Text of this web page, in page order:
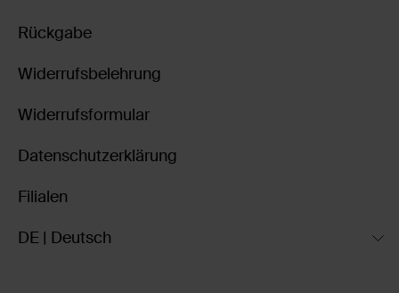
Rückgabe
Widerrufsbelehrung
Widerrufsformular
Datenschutzerklärung
Filialen
DE | Deutsch